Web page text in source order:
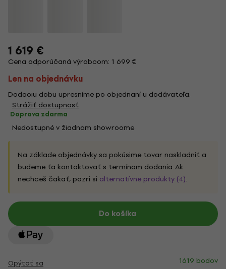
1 619 €
Cena odporúčaná výrobcom: 1 699 €
Len na objednávku
Dodaciu dobu upresníme po objednaní u dodávateľa.
Strážiť dostupnosť
Doprava zdarma
Nedostupné v žiadnom showroome
Na základe objednávky sa pokúsime tovar naskladniť a
budeme ťa kontaktovať s termínom dodania. Ak
nechceš čakať, pozri si alternatívne produkty (4).
Do košíka
Opýtať sa 1619 bodov